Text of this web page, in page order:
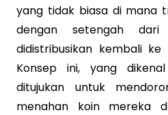
yang tidak biasa di mana
dengan setengah
didistribusikan kembali ke
Konsep ini, yang
ditujukan untuk
menahan koin mereka